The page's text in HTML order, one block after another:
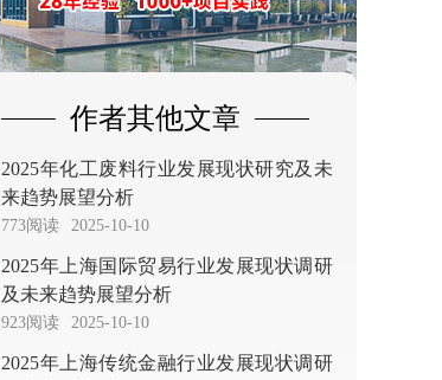
作者其他文章
2025年化工废料行业发展现状研究及未
来趋势展望分析
773阅读 2025-10-10
2025年上海国际贸易行业发展现状调研
及未来趋势展望分析
923阅读 2025-10-10
2025年上海传统金融行业发展现状调研